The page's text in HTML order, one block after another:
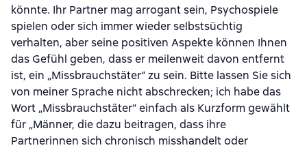
könnte. Ihr Partner mag arrogant sein, Psychospiele
spielen oder sich immer wieder selbstsüchtig
verhalten, aber seine positiven Aspekte können Ihnen
das Gefühl geben, dass er meilenweit davon entfernt
ist, ein „Missbrauchstäter“ zu sein. Bitte lassen Sie sich
von meiner Sprache nicht abschrecken; ich habe das
Wort „Missbrauchstäter“ einfach als Kurzform gewählt
für „Männer, die dazu beitragen, dass ihre
Partnerinnen sich chronisch misshandelt oder